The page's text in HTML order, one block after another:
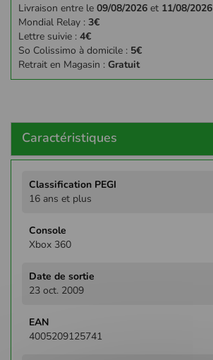
Livraison entre le 09/08/2026 et 11/08/2026
Mondial Relay : 3€
Lettre suivie : 4€
So Colissimo à domicile : 5€
Retrait en Magasin : Gratuit
Caractéristiques
d'infos
16 ans et plus
Xbox 360
23 oct. 2009
4005209125741